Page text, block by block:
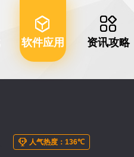
软件应用 资讯攻略
人气热度：136℃